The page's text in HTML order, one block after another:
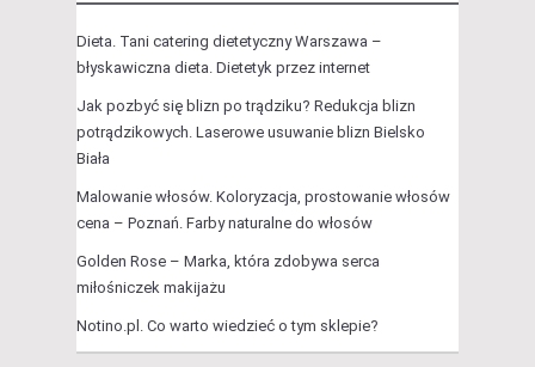
Dieta. Tani catering dietetyczny Warszawa –
błyskawiczna dieta. Dietetyk przez internet
Jak pozbyć się blizn po trądziku? Redukcja blizn
potrądzikowych. Laserowe usuwanie blizn Bielsko
Biała
Malowanie włosów. Koloryzacja, prostowanie włosów
cena – Poznań. Farby naturalne do włosów
Golden Rose – Marka, która zdobywa serca
miłośniczek makijażu
Notino.pl. Co warto wiedzieć o tym sklepie?